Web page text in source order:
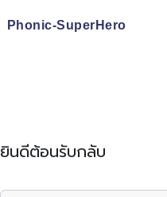
Phonic-SuperHero
ยินดีต้อนรับกลับ